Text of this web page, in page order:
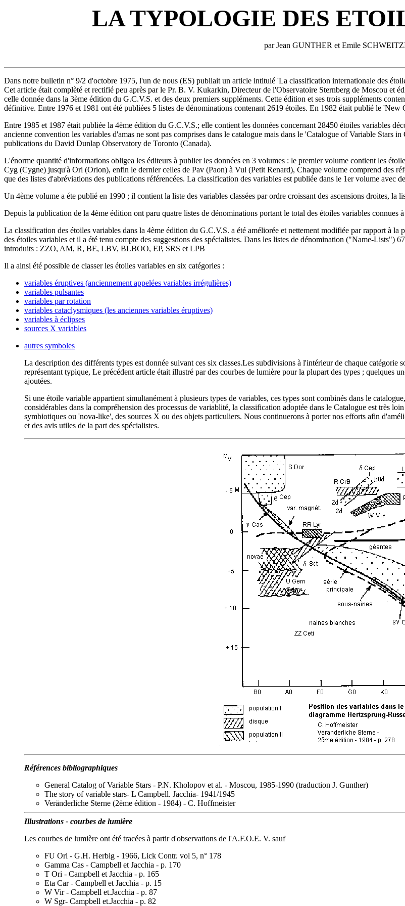
LA TYPOLOGIE DES
par Jean GUNTHER et Emile
Dans notre bulletin n° 9/2 d'octobre 1975, l'un de nous (ES) publiait un article intitulé 'La classification internationale des
Cet article était complèté et rectifié peu après par le Pr. B. V. Kukarkin, Directeur de l'Observatoire Sternberg de Moscou et
celle donnée dans la 3ème édition du G.C.V.S. et des deux premiers suppléments. Cette édition et ses trois suppléments
définitive. Entre 1976 et 1981 ont été publiées 5 listes de dénominations contenant 2619 étoiles. En 1982 était publié le 'New
Entre 1985 et 1987 était publiée la 4ème édition du G.C.V.S.; elle contient les données concernant 28450 étoiles variables
ancienne convention les variables d'amas ne sont pas comprises dans le catalogue mais dans le 'Catalogue of Variable Stars
publications du David Dunlap Observatory de Toronto (Canada).
L'énorme quantité d'informations obligea les éditeurs à publier les données en 3 volumes : le premier volume contient les
Cyg (Cygne) jusqu'à Ori (Orion), enfin le dernier celles de Pav (Paon) à Vul (Petit Renard), Chaque volume comprend des
que des listes d'abréviations des publications référencées. La classification des variables est publiée dans le 1er volume avec
Un 4ème volume a éte publié en 1990 ; il contient la liste des variables classées par ordre croissant des ascensions droites,
Depuis la publication de la 4ème édition ont paru quatre listes de dénominations portant le total des étoiles variables connues
La classification des étoiles variables dans la 4ème édition du G.C.V.S. a été améliorée et nettement modifiée par rapport à la
des étoiles variables et il a été tenu compte des suggestions des spécialistes. Dans les listes de dénomination ("Name-Lists")
introduits : ZZO, AM, R, BE, LBV, BLBOO, EP, SRS et LPB
Il a ainsi été possible de classer les étoiles variables en six catégories :
variables éruptives (anciennement appelées variables irrégulières)
variables pulsantes
variables par rotation
variables cataclysmiques (les anciennes variables éruptives)
variables à éclipses
sources X variables
autres symboles
La description des différents types est donnée suivant ces six classes.Les subdivisions à l'intérieur de chaque catégorie
représentant typique, Le précédent article était illustré par des courbes de lumière pour la plupart des types ; quelques
ajoutées.
Si une étoile variable appartient simultanément à plusieurs types de variables, ces types sont combinés dans le
considérables dans la compréhension des processus de variablité, la classification adoptée dans le Catalogue est très
symbiotiques ou 'nova-like', des sources X ou des objets particuliers. Nous continuerons à porter nos efforts afin
et des avis utiles de la part des spécialistes.
Références bibliographiques
General Catalog of Variable Stars - P.N. Kholopov et al. - Moscou, 1985-1990 (traduction J. Gunther)
The story of variable stars- L Campbell. Jacchia- 1941/1945
Veränderliche Sterne (2ème édition - 1984) - C. Hoffmeister
Illustrations - courbes de lumière
Les courbes de lumière ont été tracées à partir d'observations de l'A.F.O.E. V. sauf
FU Ori - G.H. Herbig - 1966, Lick Contr. vol 5, n° 178
Gamma Cas - Campbell et Jacchia - p. 170
T Ori - Campbell et Jacchia - p. 165
Eta Car - Campbell et Jacchia - p. 15
W Vir - Campbell et.Jacchia - p. 87
W Sgr- Campbell et.Jacchia - p. 82